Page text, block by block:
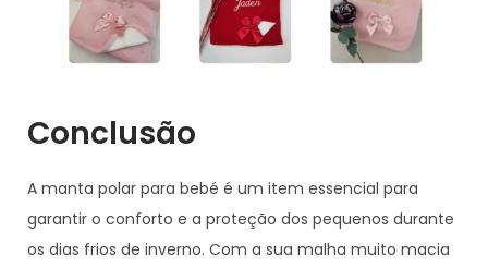
Conclusão
A manta polar para bebé é um item essencial para
garantir o conforto e a proteção dos pequenos durante
os dias frios de inverno. Com a sua malha muito macia